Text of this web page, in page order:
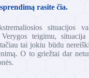
rasite čia.
situacijos
teigimu,
tai jokiu būdu
O to griežtai dar